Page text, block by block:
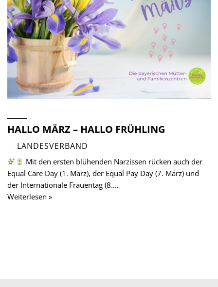
HALLO MÄRZ – HALLO FRÜHLING
LANDESVERBAND
Mit den ersten blühenden Narzissen rücken auch der
Equal Care Day (1. März), der Equal Pay Day (7. März) und
der Internationale Frauentag (8.…
Weiterlesen »